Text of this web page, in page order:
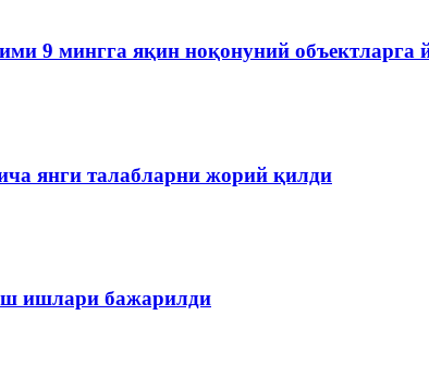
9 мингга яқин ноқонуний объектларга
янги талабларни жорий қилди
ишлари бажарилди